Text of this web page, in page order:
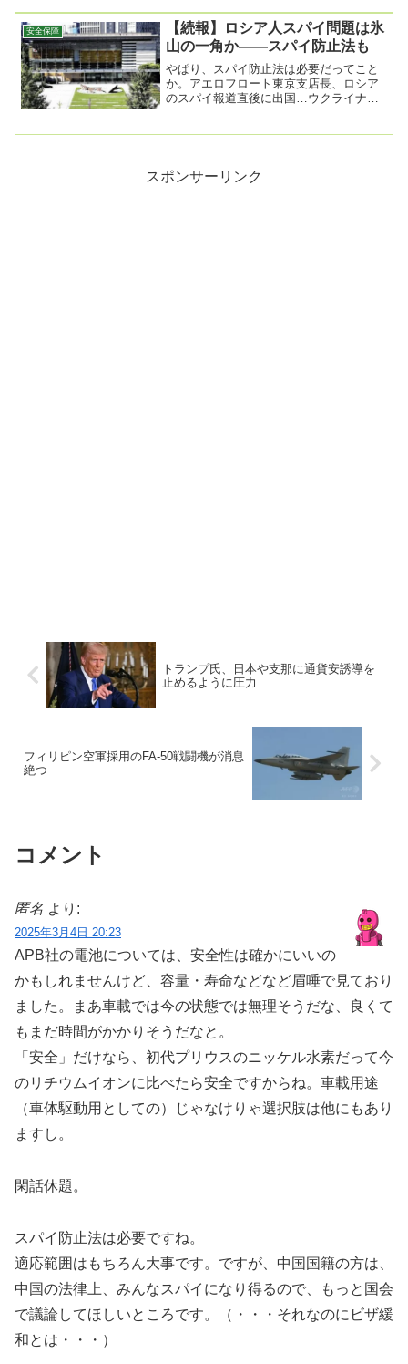
安全保障
【続報】ロシア人スパイ問題は氷
山の一角か――スパイ防止法も
やぱり、スパイ防止法は必要だってこと
か。アエロフロート東京支店長、ロシア
のスパイ報道直後に出国…ウクライナが
スポンサーリンク
トランプ氏、日本や支那に通貨安誘導を
止めるように圧力
フィリピン空軍採用のFA-50戦闘機が消息
絶つ
コメント
匿名 より:
2025年3月4日 20:23
APB社の電池については、安全性は確かにいいの
かもしれませんけど、容量・寿命などなど眉唾で見ており
ました。まあ車載では今の状態では無理そうだな、良くて
もまだ時間がかかりそうだなと。
「安全」だけなら、初代プリウスのニッケル水素だって今
のリチウムイオンに比べたら安全ですからね。車載用途
（車体駆動用としての）じゃなけりゃ選択肢は他にもあり
ますし。
閑話休題。
スパイ防止法は必要ですね。
適応範囲はもちろん大事です。ですが、中国国籍の方は、
中国の法律上、みんなスパイになり得るので、もっと国会
で議論してほしいところです。（・・・それなのにビザ緩
和とは・・・）